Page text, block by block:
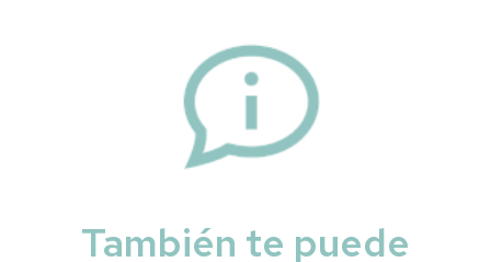
También te puede